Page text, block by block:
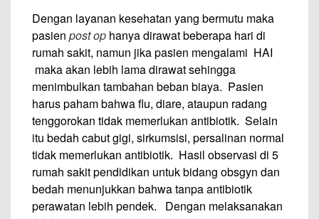
Dengan layanan kesehatan yang bermutu maka
pasien post op hanya dirawat beberapa hari di
rumah sakit, namun jika pasien mengalami HAI
maka akan lebih lama dirawat sehingga
menimbulkan tambahan beban biaya. Pasien
harus paham bahwa flu, diare, ataupun radang
tenggorokan tidak memerlukan antibiotik. Selain
itu bedah cabut gigi, sirkumsisi, persalinan normal
tidak memerlukan antibiotik. Hasil observasi di 5
rumah sakit pendidikan untuk bidang obsgyn dan
bedah menunjukkan bahwa tanpa antibiotik
perawatan lebih pendek. Dengan melaksanakan